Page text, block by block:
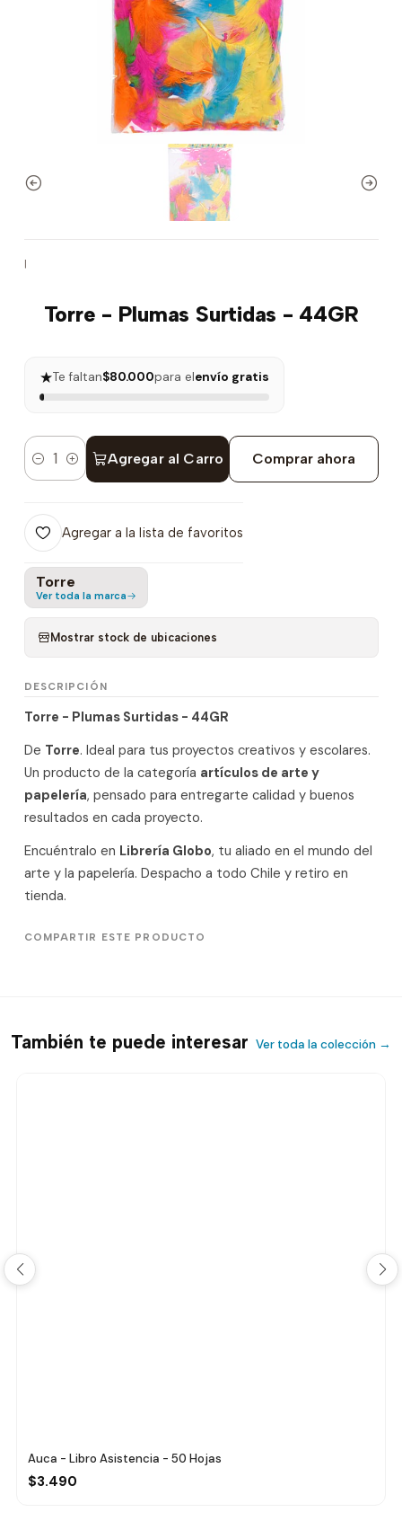
|
Torre - Plumas Surtidas - 44GR
★Te faltan$80.000para elenvío gratis
Cantidad Agregar al Carro Comprar ahora
Agregar a la lista de favoritos
Torre
Ver toda la marca
Mostrar stock de ubicaciones
DESCRIPCIÓN
Torre - Plumas Surtidas - 44GR
De Torre. Ideal para tus proyectos creativos y escolares.
Un producto de la categoría artículos de arte y
papelería, pensado para entregarte calidad y buenos
resultados en cada proyecto.
Encuéntralo en Librería Globo, tu aliado en el mundo del
arte y la papelería. Despacho a todo Chile y retiro en
tienda.
COMPARTIR ESTE PRODUCTO
También te puede interesar Ver toda la colección →
Auca - Libro Asistencia - 50 Hojas
$3.490